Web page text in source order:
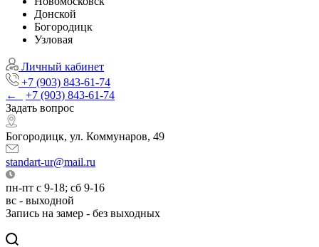
Донской
Богородицк
Узловая
Личный кабинет
+7 (903) 843-61-74
←
+7 (903) 843-61-74
Задать вопрос
Богородицк, ул. Коммунаров, 49
standart-ur@mail.ru
пн-пт с 9-18; сб 9-16
вс - выходной
Запись на замер - без выходных